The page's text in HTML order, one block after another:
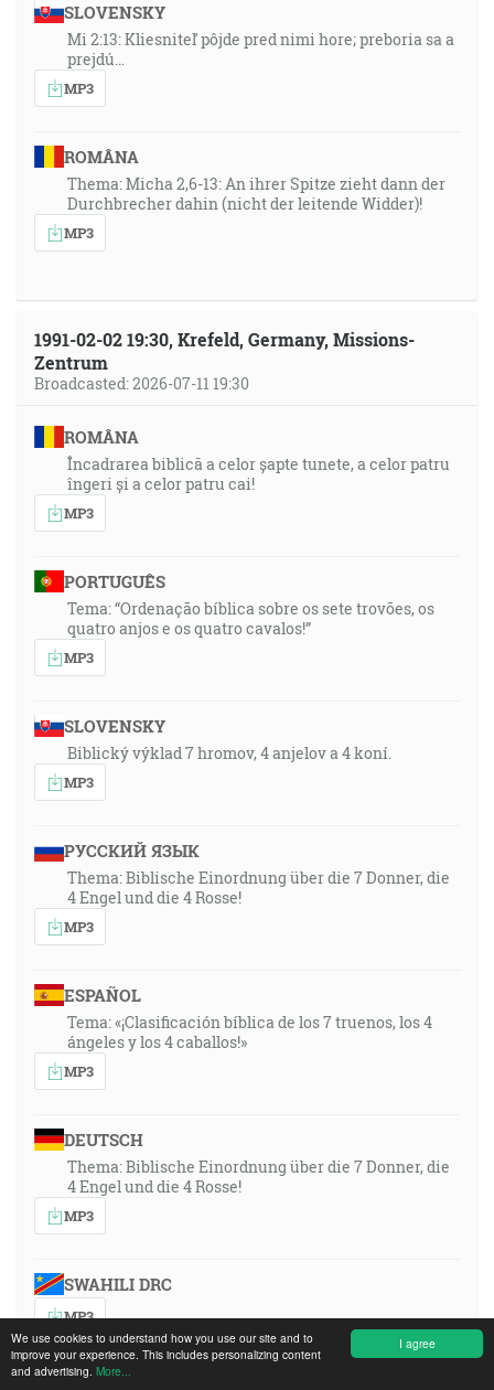
I agree
We use cookies to understand how you use our site and to
improve your experience. This includes personalizing content
and advertising. More...
SLOVENSKY
Mi 2:13: Kliesniteľ pôjde pred nimi hore; preboria sa a
prejdú…
MP3
ROMÂNA
Thema: Micha 2,6-13: An ihrer Spitze zieht dann der
Durchbrecher dahin (nicht der leitende Widder)!
MP3
1991-02-02 19:30, Krefeld, Germany, Missions-
Zentrum
Broadcasted: 2026-07-11 19:30
ROMÂNA
Încadrarea biblică a celor șapte tunete, a celor patru
îngeri și a celor patru cai!
MP3
PORTUGUÊS
Tema: “Ordenação bíblica sobre os sete trovões, os
quatro anjos e os quatro cavalos!”
MP3
SLOVENSKY
Biblický výklad 7 hromov, 4 anjelov a 4 koní.
MP3
РУССКИЙ ЯЗЫК
Thema: Biblische Einordnung über die 7 Donner, die
4 Engel und die 4 Rosse!
MP3
ESPAÑOL
Tema: «¡Clasificación bíblica de los 7 truenos, los 4
ángeles y los 4 caballos!»
MP3
DEUTSCH
Thema: Biblische Einordnung über die 7 Donner, die
4 Engel und die 4 Rosse!
MP3
SWAHILI DRC
MP3
ENGLISH